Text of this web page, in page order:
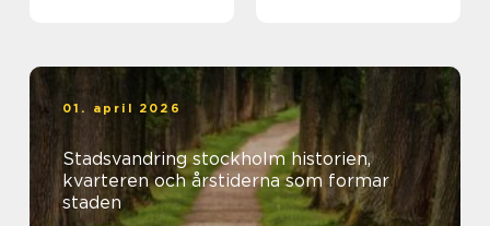
01. april 2026
Stadsvandring stockholm historien,
kvarteren och årstiderna som formar
staden